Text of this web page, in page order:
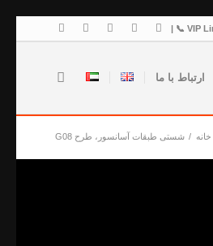
VIP
ارتباط با ما
خانه / شستی طبقات آسانسور، طرح G08